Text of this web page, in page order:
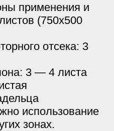
применения и
(750х500
отсека: 3
3 — 4 листа
использование
зонах.